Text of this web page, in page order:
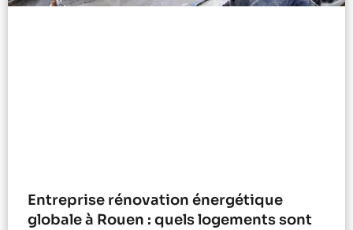
Entreprise rénovation énergétique
globale à Rouen : quels logements sont